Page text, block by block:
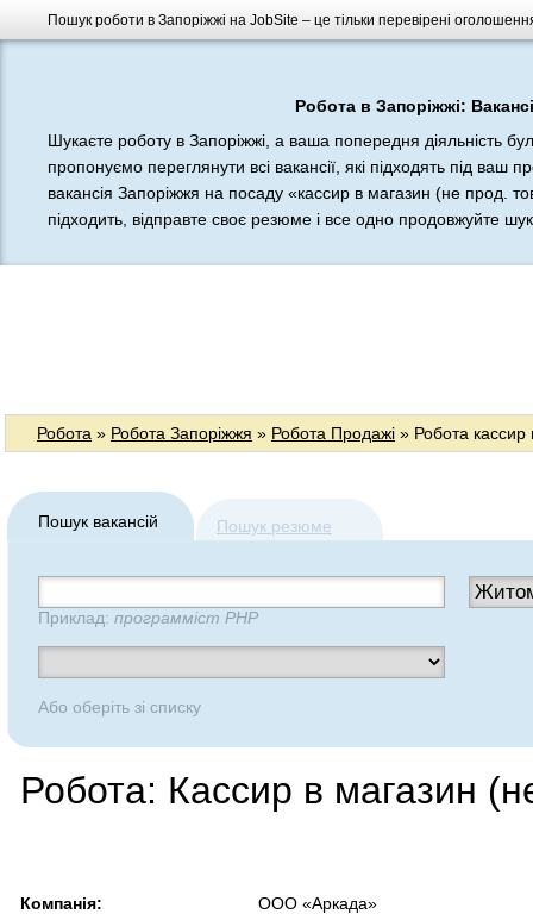
Пошук роботи в Запоріжжі на JobSite – це тільки перевірені
Робота в Запоріжжі:
Шукаєте роботу в Запоріжжі, а ваша попередня діяльність
пропонуємо переглянути всі вакансії, які підходять під ваш
вакансія Запоріжжя на посаду «кассир в магазин (не прод.
підходить, відправте своє резюме і все одно продовжуйте
Робота » Робота Запоріжжя » Робота Продажі » Робота
Пошук вакансій Пошук резюме
Приклад: программіст PHP
Або оберіть зі списку
Робота: Кассир в магазин
Компанія:
ООО «Аркада»